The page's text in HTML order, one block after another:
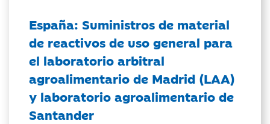
España: Suministros de material
de reactivos de uso general para
el laboratorio arbitral
agroalimentario de Madrid (LAA)
y laboratorio agroalimentario de
Santander